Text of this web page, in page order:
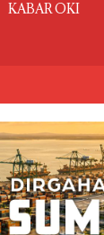
KABAR OKI